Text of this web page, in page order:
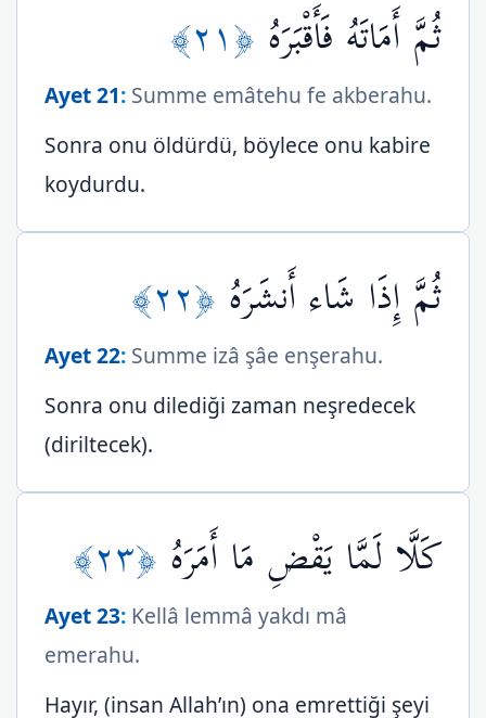
ثُمَّ أَمَاتَهُ فَأَقْبَرَهُ ﴿٢١﴾
Ayet 21: Summe emâtehu fe akberahu.
Sonra onu öldürdü, böylece onu kabire
koydurdu.
ثُمَّ إِذَا شَاء أَنشَرَهُ ﴿٢٢﴾
Ayet 22: Summe izâ şâe enşerahu.
Sonra onu dilediği zaman neşredecek
(diriltecek).
كَلَّا لَمَّا يَقْضِ مَا أَمَرَهُ ﴿٢٣﴾
Ayet 23: Kellâ lemmâ yakdı mâ
emerahu.
Hayır, (insan Allah’ın) ona emrettiği şeyi